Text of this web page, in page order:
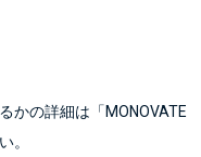
かの詳細は 「MONOVATE
。